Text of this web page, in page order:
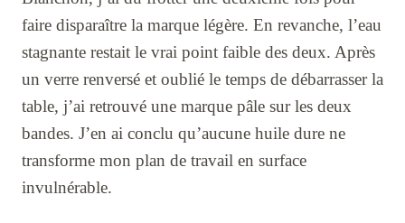
faire disparaître la marque légère. En revanche, l’eau
stagnante restait le vrai point faible des deux. Après
un verre renversé et oublié le temps de débarrasser la
table, j’ai retrouvé une marque pâle sur les deux
bandes. J’en ai conclu qu’aucune huile dure ne
transforme mon plan de travail en surface
invulnérable.